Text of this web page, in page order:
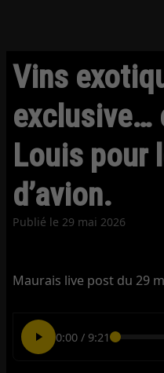
Vins
exclusive…
Louis pour
d’avion.
Publié le 29 mai 2026
Maurais live post du 29
0:00/ 9:21